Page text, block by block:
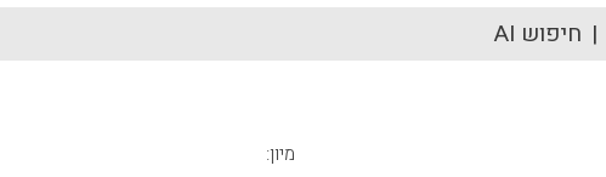
חיפוש AI
מיון: